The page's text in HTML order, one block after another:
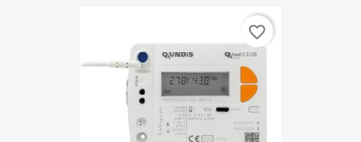
favorite_border